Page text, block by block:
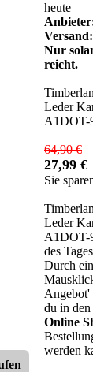
heute
Versand:
Nur
reicht.
Leder
A1DOT-
64,90 €
27,99 €
Sie
Leder
A1DOT-
des
Durch
Angebot'
du in den
Online
werden